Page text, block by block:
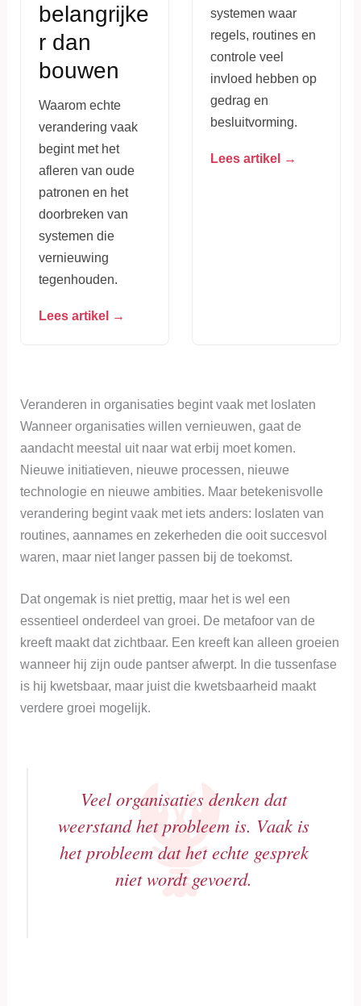
belangrijke
r dan
bouwen
Waarom echte
verandering vaak
begint met het
afleren van oude
patronen en het
doorbreken van
systemen die
vernieuwing
tegenhouden.
Lees artikel →
systemen waar
regels, routines en
controle veel
invloed hebben op
gedrag en
besluitvorming.
Lees artikel →
Veranderen in organisaties begint vaak met loslaten
Wanneer organisaties willen vernieuwen, gaat de
aandacht meestal uit naar wat erbij moet komen.
Nieuwe initiatieven, nieuwe processen, nieuwe
technologie en nieuwe ambities. Maar betekenisvolle
verandering begint vaak met iets anders: loslaten van
routines, aannames en zekerheden die ooit succesvol
waren, maar niet langer passen bij de toekomst.
Dat ongemak is niet prettig, maar het is wel een
essentieel onderdeel van groei. De metafoor van de
kreeft maakt dat zichtbaar. Een kreeft kan alleen groeien
wanneer hij zijn oude pantser afwerpt. In die tussenfase
is hij kwetsbaar, maar juist die kwetsbaarheid maakt
verdere groei mogelijk.
Veel organisaties denken dat
weerstand het probleem is. Vaak is
het probleem dat het echte gesprek
niet wordt gevoerd.